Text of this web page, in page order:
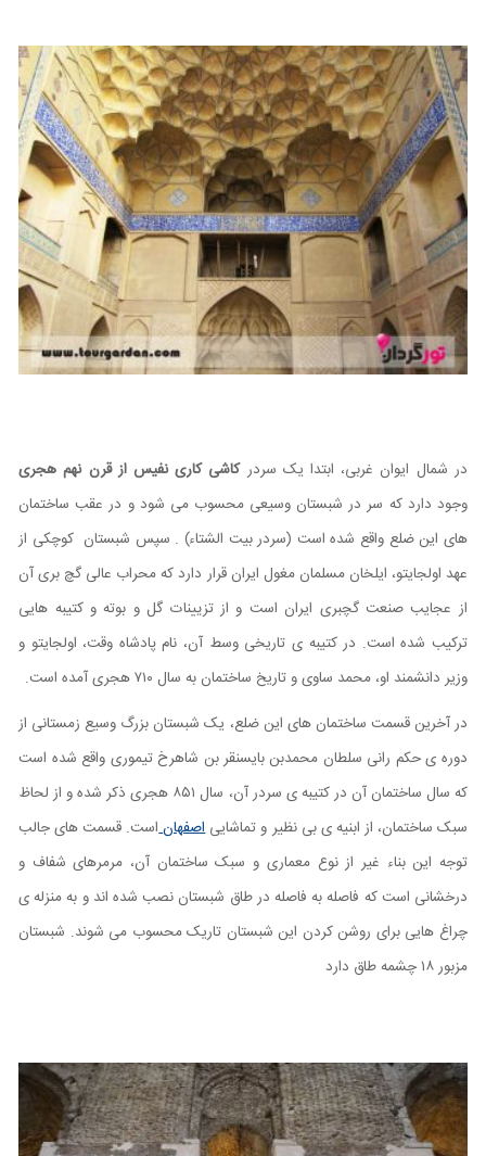
در شمال ایوان غربی، ابتدا یک سردرکاشی کاری نفیس از قرن نهم هجری
وجود دارد که سر در شبستان وسیعی محسوب می شود و در عقب ساختمان
های این ضلع واقع شده است (سردر بيت الشتاء) . سپس شبستان کوچکی از
عهد اولجایتو، ایلخان مسلمان مغول ایران قرار دارد که محراب عالی گچ بری آن
از عجایب صنعت گچبری ایران است و از تزیینات گل و بوته و کتیبه هایی
ترکیب شده است. در کتیبه ی تاریخی وسط آن، نام پادشاه وقت، اولجایتو و
وزیر دانشمند او، محمد ساوی و تاریخ ساختمان به سال ۷۱۰ هجری آمده است.
در آخرین قسمت ساختمان های این ضلع، یک شبستان بزرگ وسیع زمستانی از
دوره ی حکم رانی سلطان محمدبن بایسنقر بن شاهرخ تیموری واقع شده است
که سال ساختمان آن در کتیبه ی سردر آن، سال ۸۵۱ هجری ذکر شده و از لحاظ
سبک ساختمان، از ابنیه ی بی نظیر و تماشاییاصفهاناست. قسمت های جالب
توجه این بناء غير از نوع معماری و سبک ساختمان آن، مرمرهای شفاف و
درخشانی است که فاصله به فاصله در طاق شبستان نصب شده اند و به منزله ی
چراغ هایی برای روشن کردن این شبستان تاریک محسوب می شوند. شبستان
مزبور ۱۸ چشمه طاق دارد